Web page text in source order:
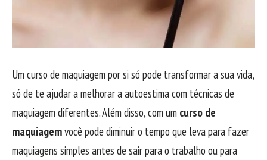
Um curso de maquiagem por si só pode transformar a sua vida,
só de te ajudar a melhorar a autoestima com técnicas de
maquiagem diferentes. Além disso, com um curso de
maquiagemvocê pode diminuir o tempo que leva para fazer
maquiagens simples antes de sair para o trabalho ou para